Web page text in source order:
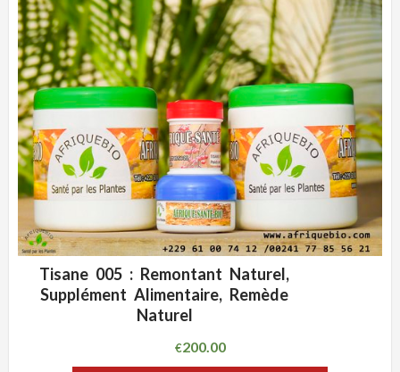
CLIQUEZ POUR VOIR
ADD WISHLIST
Tisane 005 : Remontant Naturel,
Supplément Alimentaire, Remède
Naturel
€200.00